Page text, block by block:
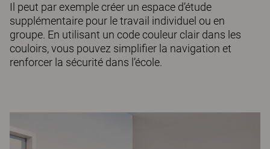
Il peut par exemple créer un espace d’étude
supplémentaire pour le travail individuel ou en
groupe. En utilisant un code couleur clair dans les
couloirs, vous pouvez simplifier la navigation et
renforcer la sécurité dans l’école.